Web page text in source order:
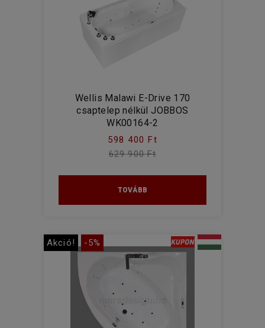
Wellis Malawi E-Drive 170
csaptelep nélkül JOBBOS
WK00164-2
598 400 Ft
629 900 Ft
TOVÁBB
Akció! -5%